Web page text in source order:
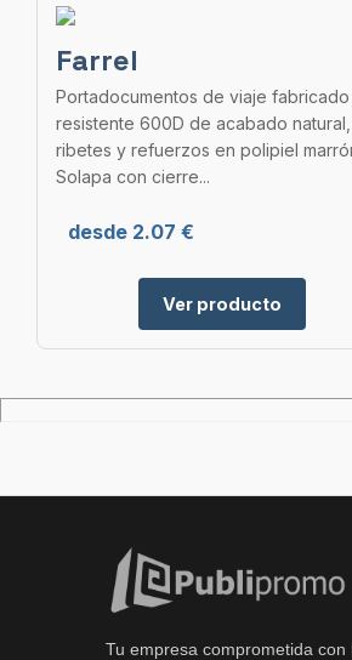
Farrel
Portadocumentos de viaje fabricado
resistente 600D de acabado
ribetes y refuerzos en polipiel
Solapa con cierre...
desde 2.07 €
Ver producto
Tu empresa comprometida con